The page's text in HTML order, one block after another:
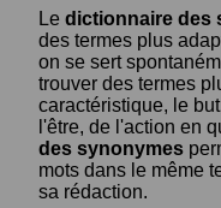
Le dictionnaire des
des termes plus
on se sert
trouver des termes
caractéristique, le
l'être, de l'action en
des synonymes
mots dans le même
sa rédaction.